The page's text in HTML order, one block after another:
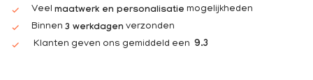
Veel maatwerk en personalisatie mogelijkheden
Binnen 3 werkdagen verzonden
Klanten geven ons gemiddeld een 9.3